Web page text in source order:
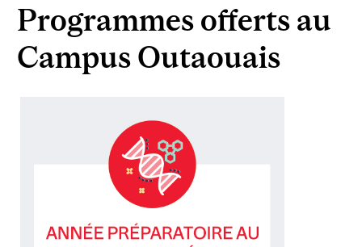
Programmes offerts au
Campus Outaouais